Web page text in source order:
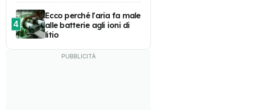
4
Ecco perché l'aria fa male
alle batterie agli ioni di
litio